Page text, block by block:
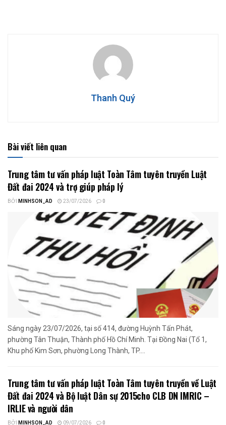
Thanh Quý
Bài viết liên quan
Trung tâm tư vấn pháp luật Toàn Tâm tuyên truyền Luật
Đất đai 2024 và trợ giúp pháp lý
BỞI MINHSON_AD 23/07/2026 0
Sáng ngày 23/07/2026, tại số 414, đường Huỳnh Tấn Phát,
phường Tân Thuận, Thành phố Hồ Chí Minh. Tại Đồng Nai (Tổ 1,
Khu phố Kim Sơn, phường Long Thành, TP....
Trung tâm tư vấn pháp luật Toàn Tâm tuyên truyền về Luật
Đất đai 2024 và Bộ luật Dân sự 2015cho CLB DN IMRIC –
IRLIE và người dân
BỞI MINHSON_AD 09/07/2026 0